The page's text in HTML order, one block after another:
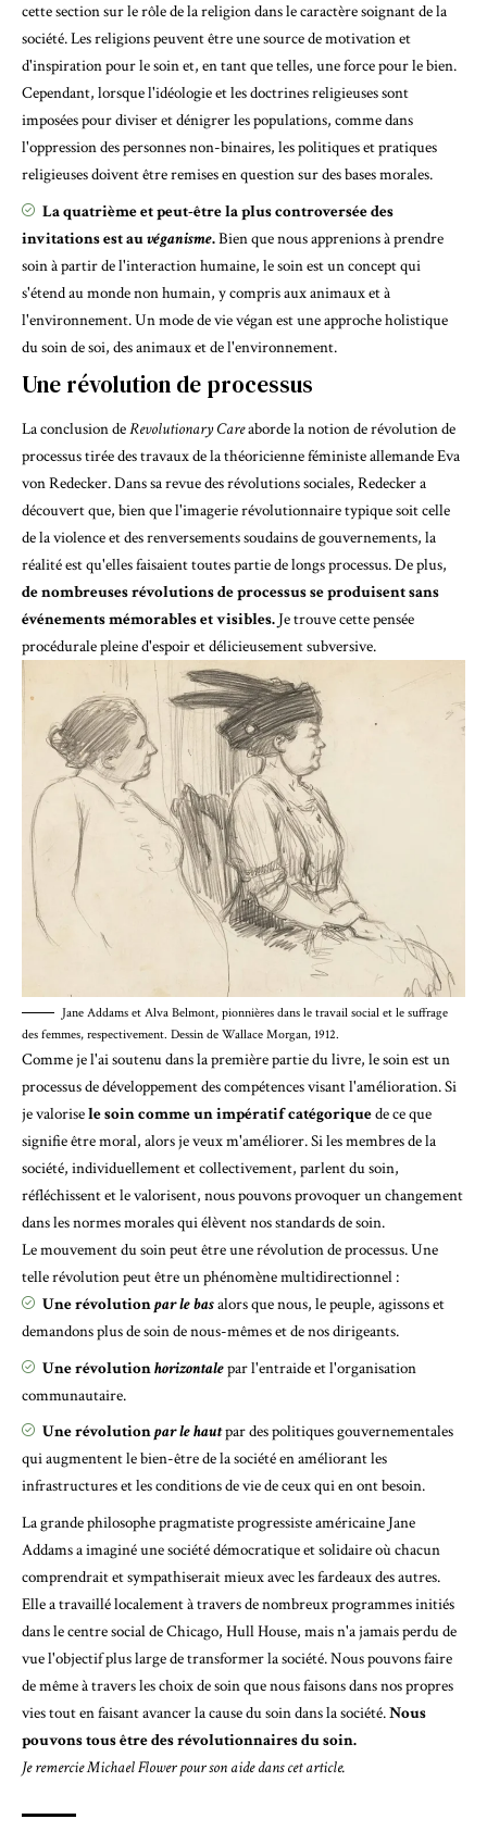
cette section sur le rôle de la religion dans le caractère soignant de la
société. Les religions peuvent être une source de motivation et
d'inspiration pour le soin et, en tant que telles, une force pour le bien.
Cependant, lorsque l'idéologie et les doctrines religieuses sont
imposées pour diviser et dénigrer les populations, comme dans
l'oppression des personnes non-binaires, les politiques et pratiques
religieuses doivent être remises en question sur des bases morales.
La quatrième et peut-être la plus controversée des
invitations est auvéganisme.Bien que nous apprenions à prendre
soin à partir de l'interaction humaine, le soin est un concept qui
s'étend au monde non humain, y compris aux animaux et à
l'environnement. Un mode de vie végan est une approche holistique
du soin de soi, des animaux et de l'environnement.
Une révolution de processus
La conclusion deRevolutionary Careaborde la notion de révolution de
processus tirée des travaux de la théoricienne féministe allemandeEva
von Redecker. Dans sa revue desrévolutions sociales, Redecker a
découvert que, bien que l'imagerie révolutionnaire typique soit celle
de la violence et des renversements soudains de gouvernements, la
réalité est qu'elles faisaient toutes partie de longs processus. De plus,
de nombreuses révolutions de processus se produisent sans
événements mémorables et visibles. Je trouve cette pensée
procédurale pleine d'espoir et délicieusement subversive.
Jane Addams et Alva Belmont, pionnières dans le travail social et le suffrage
des femmes, respectivement. Dessin de Wallace Morgan, 1912.
Comme je l'ai soutenu dans la première partie du livre, le soin est un
processus de développement des compétences visant l'amélioration. Si
je valorisele soin comme un impératif catégoriquede ce que
signifie être moral, alors je veux m'améliorer. Si les membres de la
société, individuellement et collectivement, parlent du soin,
réfléchissent et le valorisent, nous pouvons provoquer un changement
dans les normes morales qui élèvent nos standards de soin.
Le mouvement du soin peut être une révolution de processus. Une
telle révolution peut être un phénomène multidirectionnel :
Une révolutionpar le basalors que nous, le peuple, agissons et
demandons plus de soin de nous-mêmes et de nos dirigeants.
Une révolutionhorizontalepar l'entraide et l'organisation
communautaire.
Une révolutionpar le hautpar des politiques gouvernementales
qui augmentent le bien-être de la société en améliorant les
infrastructures et les conditions de vie de ceux qui en ont besoin.
La grande philosophe pragmatiste progressiste américaine Jane
Addamsa imaginé une société démocratique et solidaire où chacun
comprendrait et sympathiserait mieux avec les fardeaux des autres.
Elle a travaillé localement à travers de nombreux programmes initiés
dans le centre social de Chicago, Hull House, mais n'a jamais perdu de
vue l'objectif plus large de transformer la société. Nous pouvons faire
de même à travers les choix de soin que nous faisons dans nos propres
vies tout en faisant avancer la cause du soin dans la société.Nous
pouvons tous être des révolutionnaires du soin.
Je remercie Michael Flower pour son aide dans cet article.